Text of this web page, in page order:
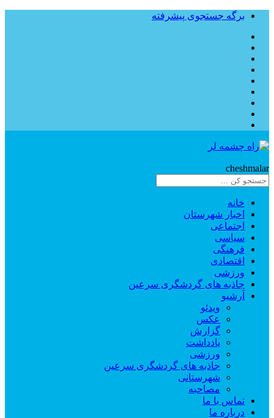
برگه جستجوی پیشرفته
cheshmalar
خانه
اخبار شهرستان
اجتماعی
سیاسی
فرهنگی
اقتصادی
ورزشی
جاذبه های گردشگری سرعین
آرشیو
ویدئو
عکس
گزارش
یادداشت
ورزشی
جاذبه های گردشگری سرعین
شهرستانی
مصاحبه
تماس با ما
درباره ما